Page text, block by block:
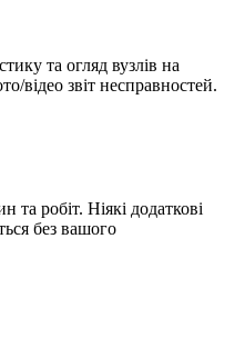
та огляд вузлів на
відео звіт несправностей.
робіт. Ніякі додаткові
без вашого